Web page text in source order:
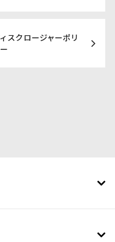
スクロージャーポリ